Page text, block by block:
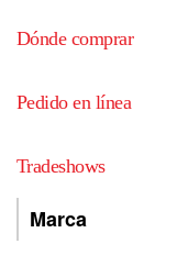
Dónde comprar
Pedido en línea
Tradeshows
Marca